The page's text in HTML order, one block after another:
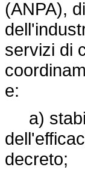
(ANPA),
servizi di
e:
a)
decreto;